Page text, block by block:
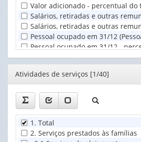
Valor adicionado - percentual do
Salários, retiradas e outras
Salários, retiradas e outras
Pessoal ocupado em 31/12
Pessoal ocupado em 31/12 -
Número de empresas (Unidades)
Número de empresas -
Editor
Atividades de serviços [1/40]
1. Total
2. Serviços prestados às famílias